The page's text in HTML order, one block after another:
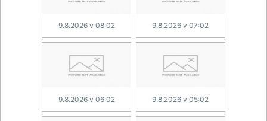
9.8.2026 v 08:02 9.8.2026 v 07:02
9.8.2026 v 06:02 9.8.2026 v 05:02